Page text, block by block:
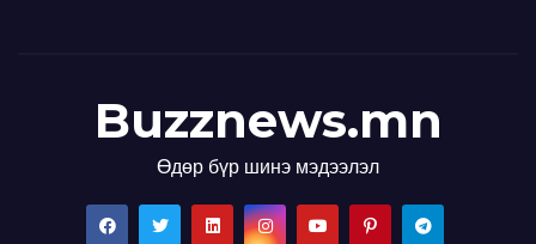
Buzznews.mn
Өдөр бүр шинэ мэдээлэл